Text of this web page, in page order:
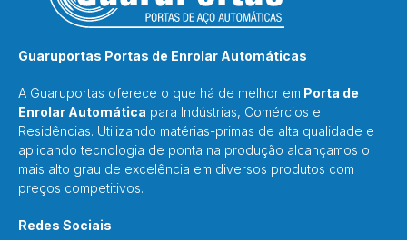
Guaruportas Portas de Enrolar Automáticas
A Guaruportas oferece o que há de melhor em Porta de
Enrolar Automática para Indústrias, Comércios e
Residências. Utilizando matérias-primas de alta qualidade e
aplicando tecnologia de ponta na produção alcançamos o
mais alto grau de excelência em diversos produtos com
preços competitivos.
Redes Sociais